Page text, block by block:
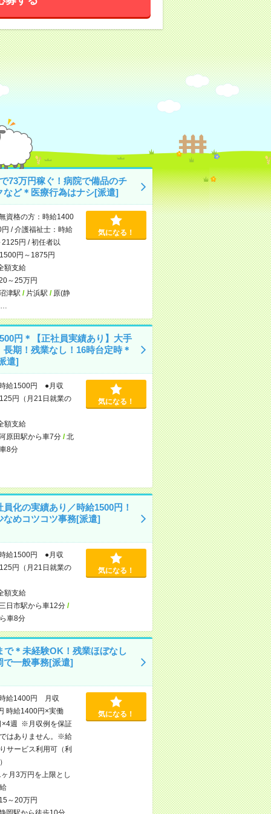
73万円稼ぐ！病院で備品のチ
など＊医療行為はナシ[派遣]
資格の方：時給1400
/ 介護福祉士：時給
円 / 初任者以
円～1875円
額支給
～25万円
津駅 / 片浜駅 / 原(静
気になる！
円＊【正社員実績あり】大手
長期！残業なし！16時台定時＊
遣]
給1500円 ●月収
円（月21日就業の
額支給
原田駅から車7分/北
8分
気になる！
員化の実績あり／時給1500円！
なめコツコツ事務[派遣]
給1500円 ●月収
円（月21日就業の
額支給
日市駅から車12分/
車8分
気になる！
で＊未経験OK！残業ほぼなし
一般事務[派遣]
給1400円 月収
時給1400円×実働
×4週 ※月収例を保証
はありません。※給
サービス利用可（利
月3万円を上限とし
～20万円
気になる！